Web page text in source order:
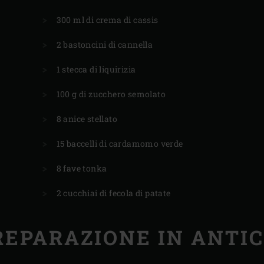
300 ml di crema di cassis
2 bastoncini di cannella
1 stecca di liquirizia
100 g di zucchero semolato
8 anice stellato
15 baccelli di cardamomo verde
8 fave tonka
2 cucchiai di fecola di patate
IN